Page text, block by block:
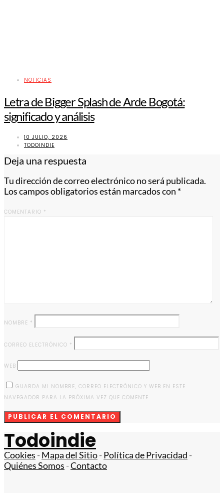
NOTICIAS
Letra de Bigger Splash de Arde Bogotá:
significado y análisis
10 JULIO, 2026
TODOINDIE
Deja una respuesta
Tu dirección de correo electrónico no será publicada.
Los campos obligatorios están marcados con *
COMENTARIO *
NOMBRE *
CORREO ELECTRÓNICO *
WEB
GUARDA MI NOMBRE, CORREO ELECTRÓNICO Y WEB EN ESTE
NAVEGADOR PARA LA PRÓXIMA VEZ QUE COMENTE.
Todoindie
Cookies -Mapa del Sitio-Política de Privacidad -
Quiénes Somos -Contacto